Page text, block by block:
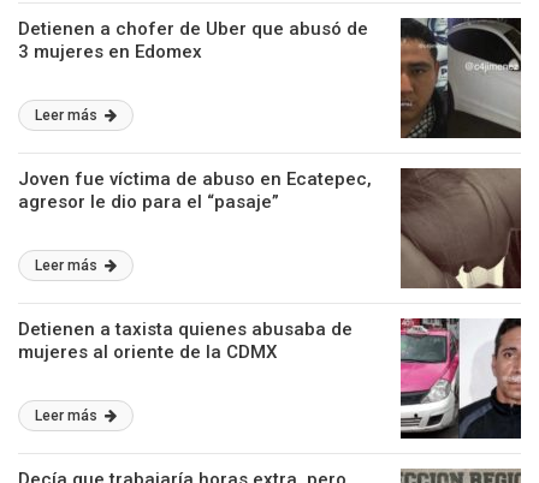
Detienen a chofer de Uber que abusó de
3 mujeres en Edomex
Leer más
Joven fue víctima de abuso en Ecatepec,
agresor le dio para el “pasaje”
Leer más
Detienen a taxista quienes abusaba de
mujeres al oriente de la CDMX
Leer más